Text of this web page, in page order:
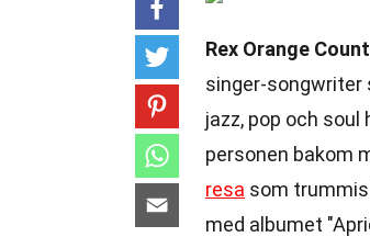
Rex Orange
singer-songwriter
jazz, pop och
personen bakom
resa som
med albumet